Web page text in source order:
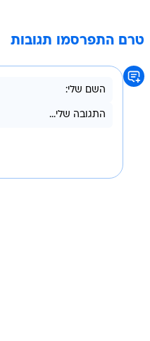
טרם התפרסמו תגובות